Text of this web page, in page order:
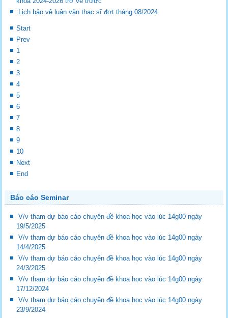
Lịch bảo vệ luận văn thạc sĩ đợt tháng 08/2024
Start
Prev
1
2
3
4
5
6
7
8
9
10
Next
End
Báo cáo Seminar
V/v tham dự báo cáo chuyên đề khoa học vào lúc 14g00 ngày
19/5/2025
V/v tham dự báo cáo chuyên đề khoa học vào lúc 14g00 ngày
14/4/2025
V/v tham dự báo cáo chuyên đề khoa học vào lúc 14g00 ngày
24/3/2025
V/v tham dự báo cáo chuyên đề khoa học vào lúc 14g00 ngày
17/12/2024
V/v tham dự báo cáo chuyên đề khoa học vào lúc 14g00 ngày
23/9/2024